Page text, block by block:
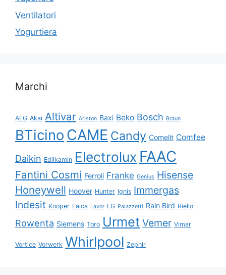
Ventilatori
Yogurtiera
Marchi
AEG Akai Altivar Ariston Baxi Beko Bosch Braun
BTicino CAME Candy Comelit Comfee
Daikin Edilkamin Electrolux FAAC
Fantini Cosmi Ferroli Franke Genius Hisense
Honeywell Hoover Hunter Ignis Immergas
Indesit Kooper Laica Lavor LG Palazzetti Rain Bird Riello
Rowenta Siemens Toro Urmet Vemer Vimar
Vortice Vorwerk Whirlpool Zephir